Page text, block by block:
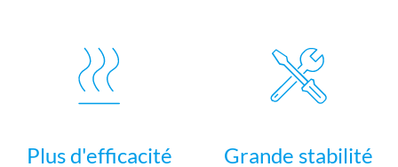
Plus d'efficacité
Grande stabilité